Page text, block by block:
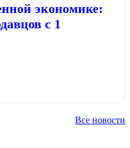
экономике:
с 1
Все новости